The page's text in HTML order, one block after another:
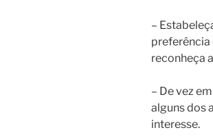
–
preferência
reconheça
– De vez
alguns dos
interesse.